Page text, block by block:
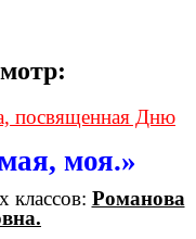
посвященная Дню
моя.»
классов: Романова